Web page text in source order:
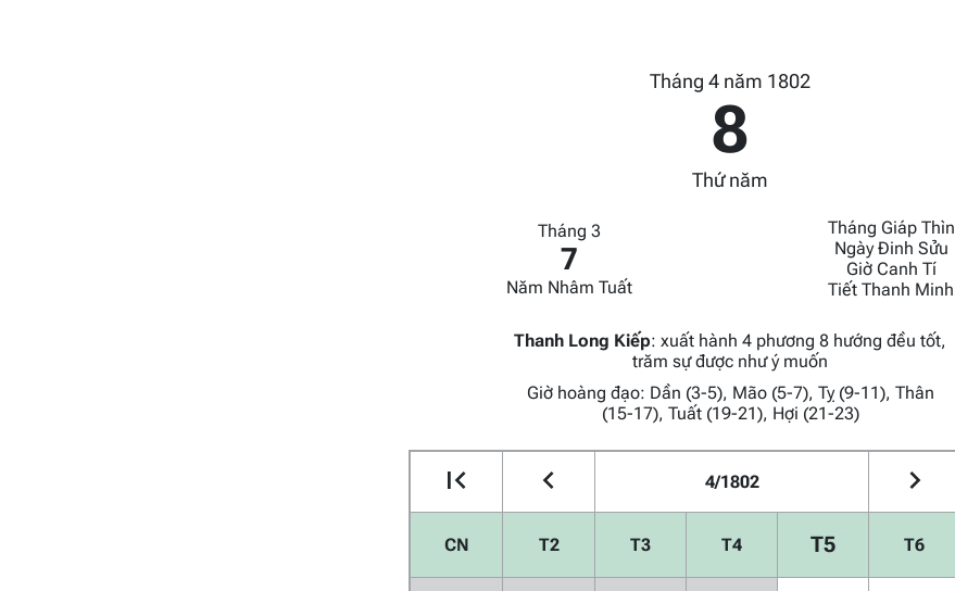
Tháng 4 năm 1802
8
Thứ năm
Tháng 3
7
Năm Nhâm Tuất
Tháng Giáp Thìn
Ngày Đinh Sửu
Giờ Canh Tí
Tiết Thanh Minh
Thanh Long Kiếp: xuất hành 4 phương 8 hướng đều tốt,
trăm sự được như ý muốn
Giờ hoàng đạo: Dần (3-5), Mão (5-7), Tỵ (9-11), Thân
(15-17), Tuất (19-21), Hợi (21-23)
4/1802
CN T2 T3 T4 T5 T6